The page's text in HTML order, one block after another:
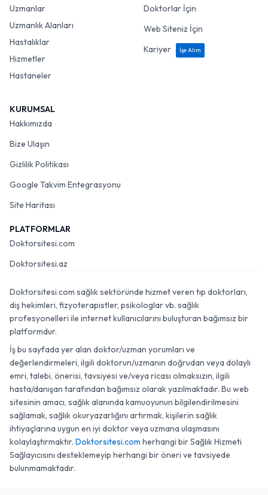
Uzmanlar
Uzmanlık Alanları
Hastalıklar
Hizmetler
Hastaneler
Doktorlar İçin
Web Siteniz İçin
Kariyer
İşe Alım
KURUMSAL
Hakkımızda
Bize Ulaşın
Gizlilik Politikası
Google Takvim Entegrasyonu
Site Haritası
PLATFORMLAR
Doktorsitesi.com
Doktorsitesi.az
Doktorsitesi.com sağlık sektöründe hizmet veren tıp doktorları,
diş hekimleri, fizyoterapistler, psikologlar vb. sağlık
profesyonelleri ile internet kullanıcılarını buluşturan bağımsız bir
platformdur.
İş bu sayfada yer alan doktor/uzman yorumları ve
değerlendirmeleri, ilgili doktorun/uzmanın doğrudan veya dolaylı
emri, talebi, önerisi, tavsiyesi ve/veya ricası olmaksızın, ilgili
hasta/danışan tarafından bağımsız olarak yazılmaktadır. Bu web
sitesinin amacı, sağlık alanında kamuoyunun bilgilendirilmesini
sağlamak, sağlık okuryazarlığını artırmak, kişilerin sağlık
ihtiyaçlarına uygun en iyi doktor veya uzmana ulaşmasını
kolaylaştırmaktır. Doktorsitesi.com herhangi bir Sağlık Hizmeti
Sağlayıcısını desteklemeyip herhangi bir öneri ve tavsiyede
bulunmamaktadır.